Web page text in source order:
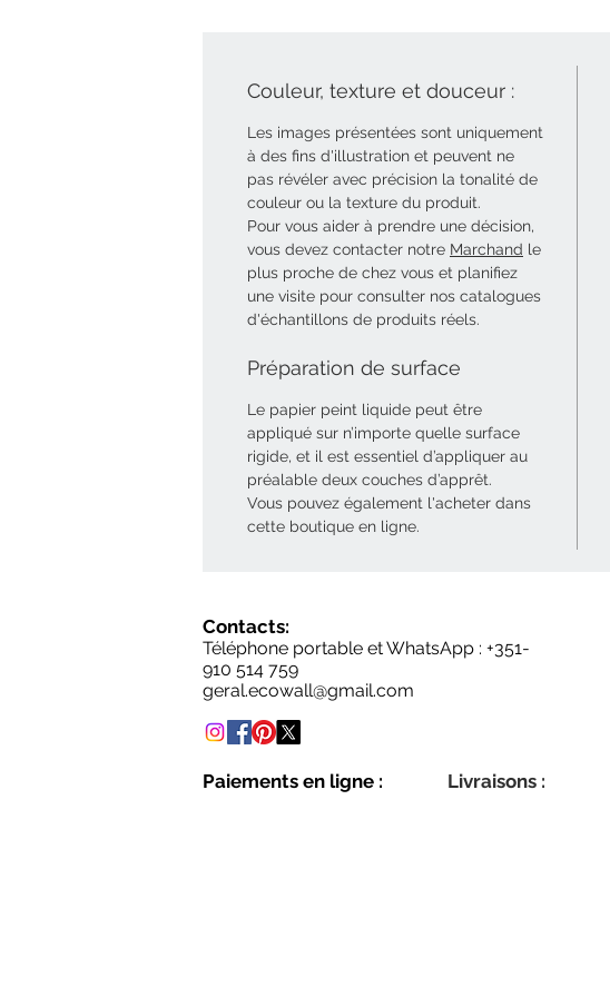
Couleur, texture et douceur :
Les images présentées sont uniquement
à des fins d'illustration et peuvent ne
pas révéler avec précision la tonalité de
couleur ou la texture du produit.
Pour vous aider à prendre une décision,
vous devez contacter notre Marchand le
plus proche de chez vous et planifiez
une visite pour consulter nos catalogues
d'échantillons de produits réels.
Préparation de surface
Le papier peint liquide peut être
appliqué sur n’importe quelle surface
rigide, et il est essentiel d’appliquer au
préalable deux couches d’apprêt.
Vous pouvez également l'acheter dans
cette boutique en ligne.
Contacts:
Téléphone portable et WhatsApp : +351-
910 514 759
geral.ecowall@gmail.com
Paiements en ligne : Livraisons :